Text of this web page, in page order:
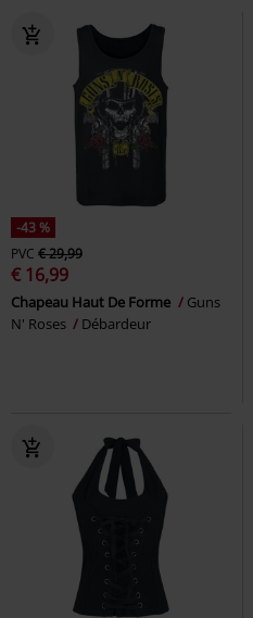
-43 %
PVC € 29,99
€ 16,99
Chapeau Haut De Forme
Guns
N' Roses
Débardeur